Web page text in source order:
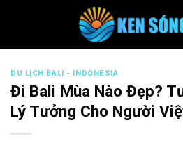
DU LỊCH BALI - INDONESIA
Đi Bali Mùa Nào Đẹp?
Lý Tưởng Cho Người